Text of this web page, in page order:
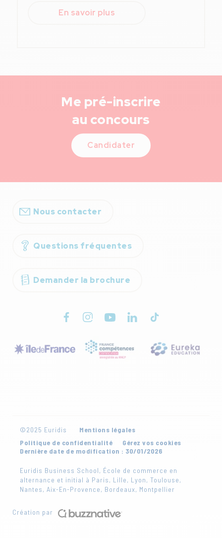
En savoir plus
Me pré-inscrire
au concours
Candidater
Nous contacter
Questions fréquentes
Demander la brochure
©2025 Euridis
Mentions légales
Politique de confidentialité
Gérez vos cookies
Dernière date de modification : 30/01/2026
Euridis Business School, École de commerce en
alternance et initial à Paris, Lille, Lyon, Toulouse,
Nantes, Aix-En-Provence, Bordeaux, Montpellier
Création par